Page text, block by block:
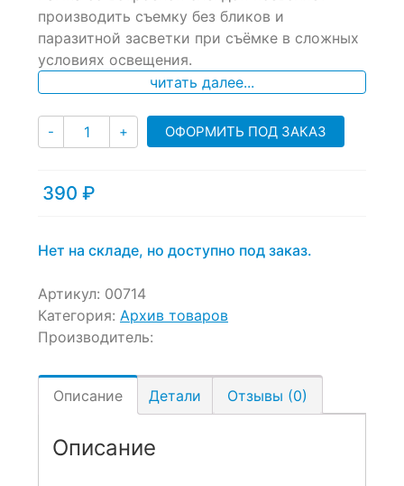
based
on
customer
ratings
производить съемку без бликов и
паразитной засветки при съёмке в сложных
условиях освещения.
читать далее...
- Количество
+ ОФОРМИТЬ ПОД ЗАКАЗ
390 ₽
Нет на складе, но доступно под заказ.
Артикул: 00714
Категория: Архив товаров
Производитель:
Описание Детали Отзывы (0)
Описание